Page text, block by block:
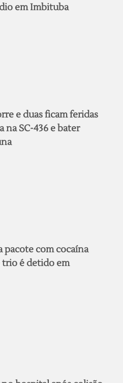
em Imbituba
e duas ficam feridas
na SC-436 e bater
pacote com cocaína
trio é detido em